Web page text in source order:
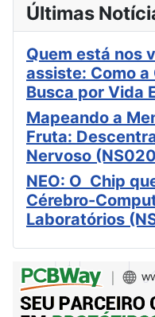
Últimas
Quem está nos
assiste: Como a
Busca por Vida
Mapeando a
Fruta:
Nervoso
NEO: O Chip
Cérebro-
Laboratórios